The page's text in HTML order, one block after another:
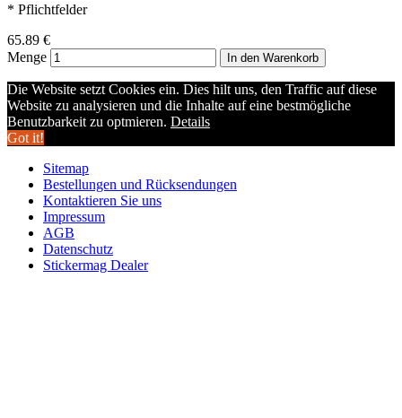
* Pflichtfelder
65.89 €
Menge
In den Warenkorb
Die Website setzt Cookies ein. Dies hilt uns, den Traffic auf diese
Website zu analysieren und die Inhalte auf eine bestmögliche
Benutzbarkeit zu optmieren. Details
Got it!
Sitemap
Bestellungen und Rücksendungen
Kontaktieren Sie uns
Impressum
AGB
Datenschutz
Stickermag Dealer